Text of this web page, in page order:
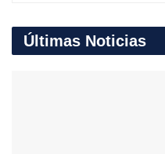
Últimas Noticias